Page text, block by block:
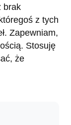
brak
z tych
Zapewniam,
Stosuję
że